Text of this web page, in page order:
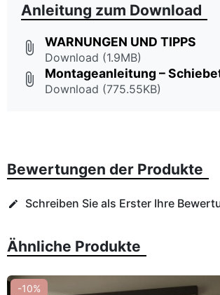
Anleitung zum Download
attach_file WARNUNGEN UND TIPPS
Download (1.9MB)
attach_file Montageanleitung –
Download (775.55KB)
Bewertungen der Produkte
edit Schreiben Sie als Erster Ihre
Ähnliche Produkte
-10%